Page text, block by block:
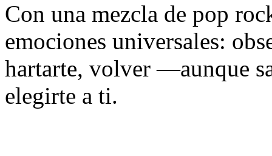
Con una mezcla de pop
emociones universales:
hartarte, volver —aunque
elegirte a ti.